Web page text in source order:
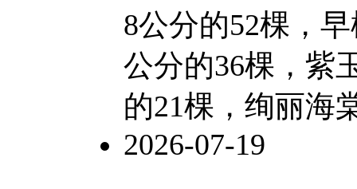
8公分的52棵，
公分的36棵，紫
的21棵，绚丽海
2026-07-19